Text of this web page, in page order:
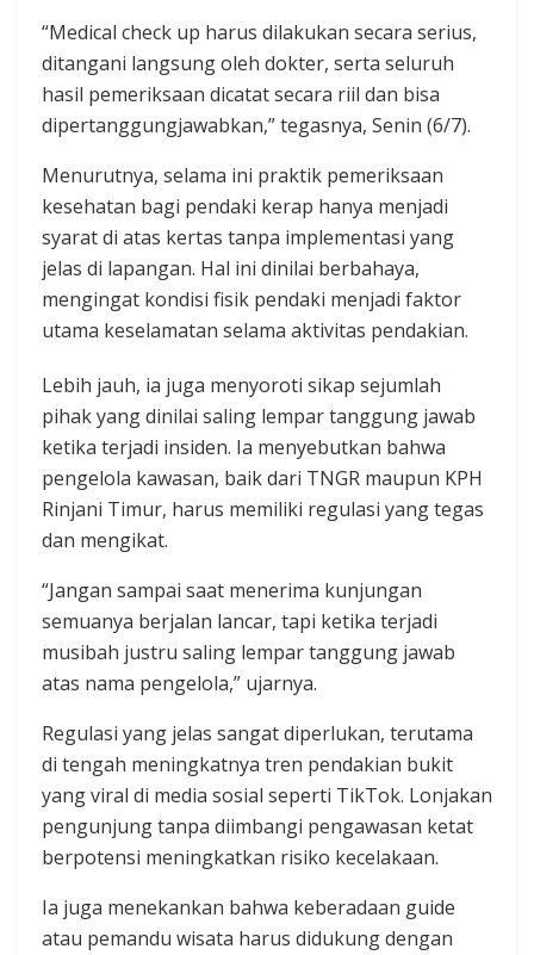
“Medical check up harus dilakukan secara serius,
ditangani langsung oleh dokter, serta seluruh
hasil pemeriksaan dicatat secara riil dan bisa
dipertanggungjawabkan,” tegasnya, Senin (6/7).
Menurutnya, selama ini praktik pemeriksaan
kesehatan bagi pendaki kerap hanya menjadi
syarat di atas kertas tanpa implementasi yang
jelas di lapangan. Hal ini dinilai berbahaya,
mengingat kondisi fisik pendaki menjadi faktor
utama keselamatan selama aktivitas pendakian.
Lebih jauh, ia juga menyoroti sikap sejumlah
pihak yang dinilai saling lempar tanggung jawab
ketika terjadi insiden. Ia menyebutkan bahwa
pengelola kawasan, baik dari TNGR maupun KPH
Rinjani Timur, harus memiliki regulasi yang tegas
dan mengikat.
“Jangan sampai saat menerima kunjungan
semuanya berjalan lancar, tapi ketika terjadi
musibah justru saling lempar tanggung jawab
atas nama pengelola,” ujarnya.
Regulasi yang jelas sangat diperlukan, terutama
di tengah meningkatnya tren pendakian bukit
yang viral di media sosial seperti TikTok. Lonjakan
pengunjung tanpa diimbangi pengawasan ketat
berpotensi meningkatkan risiko kecelakaan.
Ia juga menekankan bahwa keberadaan guide
atau pemandu wisata harus didukung dengan